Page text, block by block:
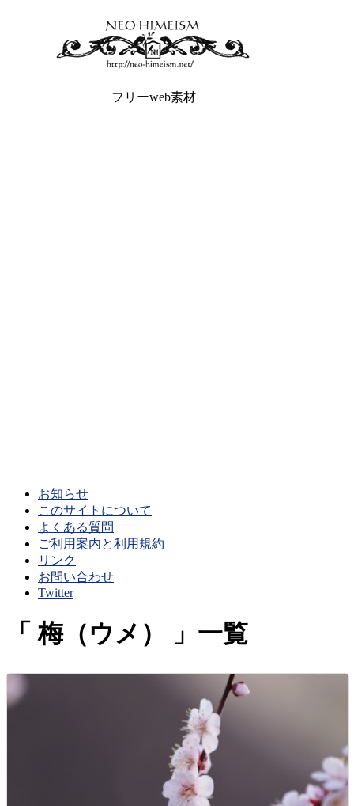
フリーweb素材
お知らせ
このサイトについて
よくある質問
ご利用案内と利用規約
リンク
お問い合わせ
Twitter
梅（ウメ） 一覧